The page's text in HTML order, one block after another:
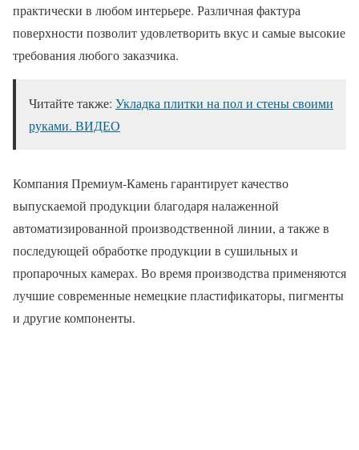
практически в любом интерьере. Различная фактура
поверхности позволит удовлетворить вкус и самые высокие
требования любого заказчика.
Читайте также: Укладка плитки на пол и стены своими
руками. ВИДЕО
Компания Премиум-Камень гарантирует качество
выпускаемой продукции благодаря налаженной
автоматизированной производственной линии, а также в
последующей обработке продукции в сушильных и
пропарочных камерах. Во время производства применяются
лучшие современные немецкие пластификаторы, пигменты
и другие компоненты.